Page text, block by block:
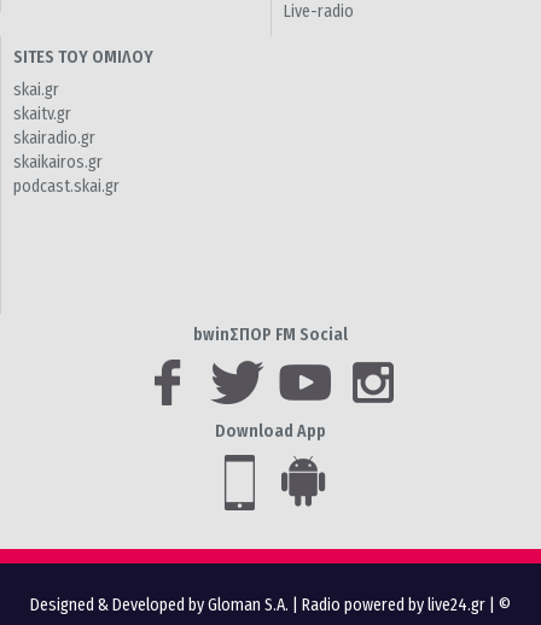
Live-radio
SITES ΤΟΥ ΟΜΙΛΟΥ
skai.gr
skaitv.gr
skairadio.gr
skaikairos.gr
podcast.skai.gr
bwinΣΠΟΡ FM Social
Download App
Designed & Developed by Gloman S.A. Radio powered by live24.gr | ©